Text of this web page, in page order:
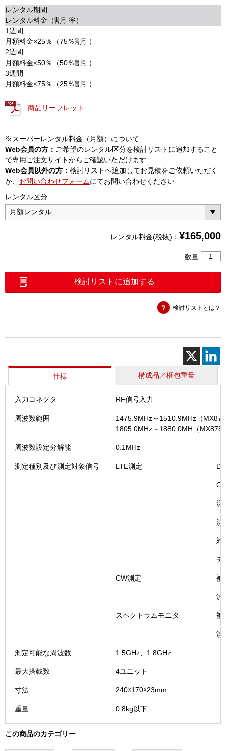
レンタル期間
レンタル料金（割引率）
1週間
月額料金×25％（75％割引）
2週間
月額料金×50％（50％割引）
3週間
月額料金×75％（25％割引）
商品リーフレット
※スーパーレンタル料金（月額）について
Web会員の方： ご希望のレンタル区分を検討リストに追加すること
で専用ご注文サイトからご確認いただけます
Web会員以外の方： 検討リストへ追加してお見積をご依頼いただく
か、 お問い合わせフォームにてお問い合わせください
レンタル区分
レンタル料金(税抜)： ¥165,000
数量
LTE
ッ
対
応
検討リストに追加する
検討リストとは？
仕様 構成品／梱包重量
入力コネクタ RF信号入力
周波数範囲
1475.9MHz～1510.9MHz（
1805.0MHz～1880.0MH（
周波数設定分解能 0.1MHz
測定種別及び測定対象信号 LTE測定
測
測
対
チ
CW測定 被
測
スペクトラムモニタ 被
測
測定可能な周波数 1.5GHz、1.8GHz
最大搭載数 4ユニット
寸法 240☓170☓23mm
重量 0.8kg以下
この商品のカテゴリー